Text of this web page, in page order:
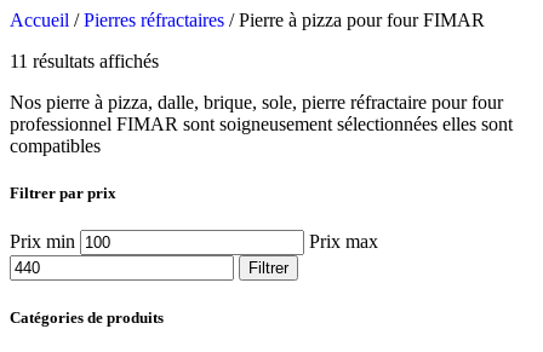
Accueil / Pierres réfractaires / Pierre à pizza pour four FIMAR
11 résultats affichés
Nos pierre à pizza, dalle, brique, sole, pierre réfractaire pour four
professionnel FIMAR sont soigneusement sélectionnées elles sont
compatibles
Filtrer par prix
Prix min Prix max
Filtrer
Catégories de produits